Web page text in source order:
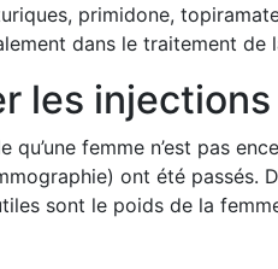
primidone,
dans le traitement de
les injections
qu’une femme n’est pas
ont été
sont le poids de la